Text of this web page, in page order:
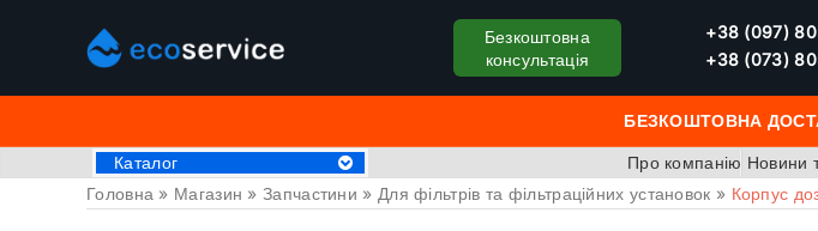
БЕЗКОШТОВНА
Безкоштовна
консультація
+38 (097)
+38 (073)
Каталог
Хімія для басейну
Про компанію Новини
Головна » Магазин »Запчастини » Для фільтрів та фільтраційних установок » Корпус